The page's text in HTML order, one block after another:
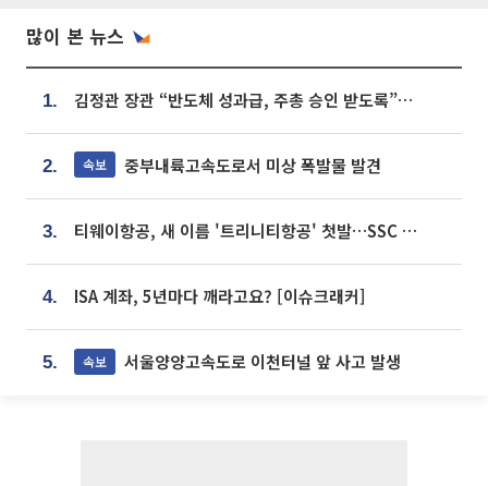
많이 본 뉴스
1. 김정관 장관 “반도체 성과급, 주총 승인 받도록”…상법·자본시장법 개정 시사
2. 속보 중부내륙고속도로서 미상 폭발물 발견
3. 티웨이항공, 새 이름 '트리니티항공' 첫발…SSC 전략 본격화
4. ISA 계좌, 5년마다 깨라고요? [이슈크래커]
5. 속보 서울양양고속도로 이천터널 앞 사고 발생